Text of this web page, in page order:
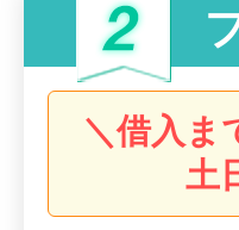
＼借入ま
土